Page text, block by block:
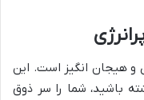
و هیجان انگیز است. این
باشید، شما را سر ذوق